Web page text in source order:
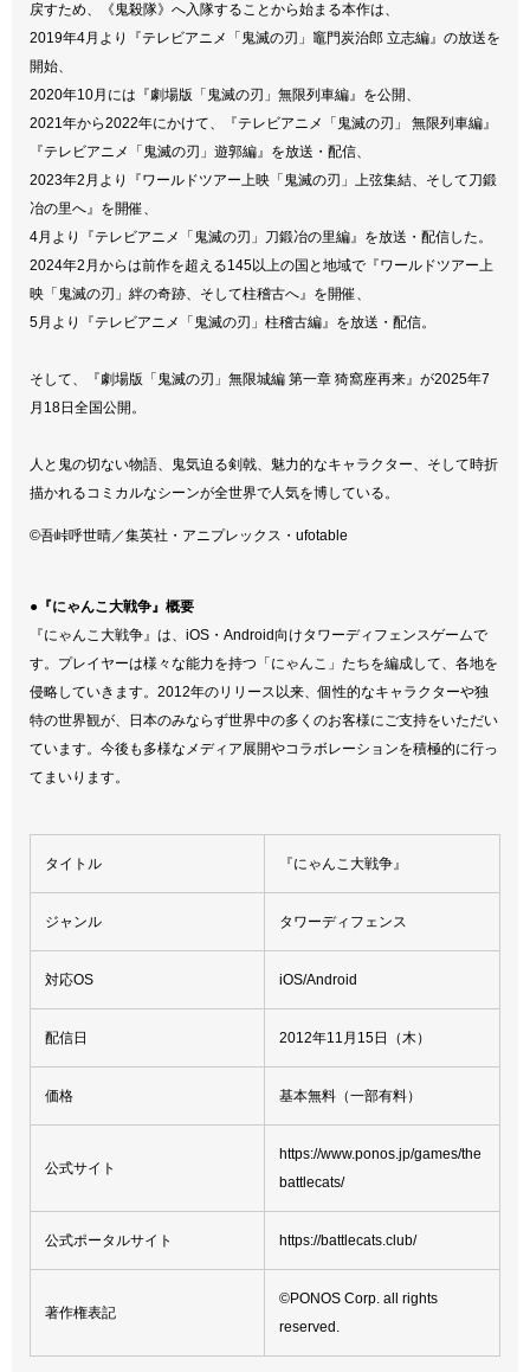
戻すため、《鬼殺隊》へ入隊することから始まる本作は、
2019年4月より『テレビアニメ「鬼滅の刃」竈門炭治郎 立志編』の放送を
開始、
2020年10月には『劇場版「鬼滅の刃」無限列車編』を公開、
2021年から2022年にかけて、『テレビアニメ「鬼滅の刃」 無限列車編』
『テレビアニメ「鬼滅の刃」遊郭編』を放送・配信、
2023年2月より『ワールドツアー上映「鬼滅の刃」上弦集結、そして刀鍛
冶の里へ』を開催、
4月より『テレビアニメ「鬼滅の刃」刀鍛冶の里編』を放送・配信した。
2024年2月からは前作を超える145以上の国と地域で『ワールドツアー上
映「鬼滅の刃」絆の奇跡、そして柱稽古へ』を開催、
5月より『テレビアニメ「鬼滅の刃」柱稽古編』を放送・配信。
そして、『劇場版「鬼滅の刃」無限城編 第一章 猗窩座再来』が2025年7
月18日全国公開。
人と鬼の切ない物語、鬼気迫る剣戟、魅力的なキャラクター、そして時折
描かれるコミカルなシーンが全世界で人気を博している。
©吾峠呼世晴／集英社・アニプレックス・ufotable
●『にゃんこ大戦争』概要
『にゃんこ大戦争』は、iOS・Android向けタワーディフェンスゲームで
す。プレイヤーは様々な能力を持つ「にゃんこ」たちを編成して、各地を
侵略していきます。2012年のリリース以来、個性的なキャラクターや独
特の世界観が、日本のみならず世界中の多くのお客様にご支持をいただい
ています。今後も多様なメディア展開やコラボレーションを積極的に行っ
てまいります。
タイトル 『にゃんこ大戦争』
ジャンル タワーディフェンス
対応OS iOS/Android
配信日 2012年11月15日（木）
価格 基本無料（一部有料）
公式サイト
https://www.ponos.jp/games/the
battlecats/
公式ポータルサイト https://battlecats.club/
著作権表記
©PONOS Corp. all rights
reserved.